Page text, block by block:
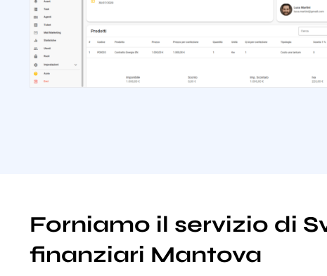
Forniamo il servizio di
finanziari Mantova